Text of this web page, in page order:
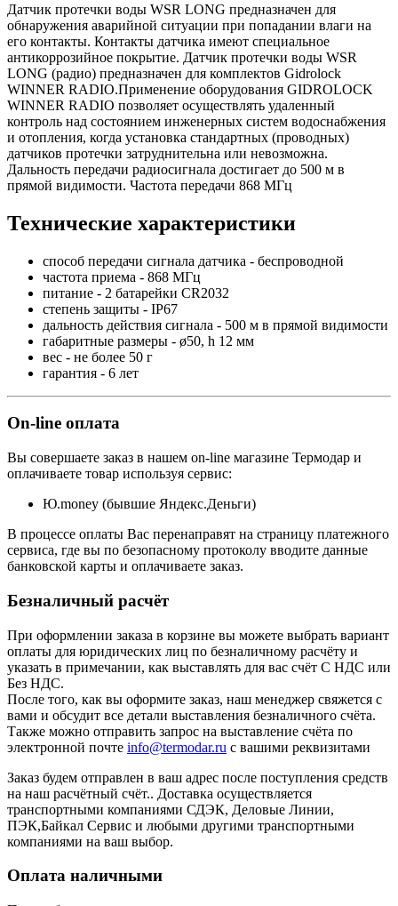
Датчик протечки воды WSR LONG предназначен для
обнаружения аварийной ситуации при попадании влаги на
его контакты. Контакты датчика имеют специальное
антикоррозийное покрытие. Датчик протечки воды WSR
LONG (радио) предназначен для комплектов Gidrolock
WINNER RADIO.Применение оборудования GIDROLOCK
WINNER RADIO позволяет осуществлять удаленный
контроль над состоянием инженерных систем водоснабжения
и отопления, когда установка стандартных (проводных)
датчиков протечки затруднительна или невозможна.
Дальность передачи радиосигнала достигает до 500 м в
прямой видимости. Частота передачи 868 MГц
Технические характеристики
способ передачи сигнала датчика - беспроводной
частота приема - 868 МГц
питание - 2 батарейки CR2032
степень защиты - IP67
дальность действия сигнала - 500 м в прямой видимости
габаритные размеры - ø50, h 12 мм
вес - не более 50 г
гарантия - 6 лет
On-line оплата
Вы совершаете заказ в нашем on-line магазине Термодар и
оплачиваете товар используя сервис:
Ю.money (бывшие Яндекс.Деньги)
В процессе оплаты Вас перенаправят на страницу платежного
сервиса, где вы по безопасному протоколу вводите данные
банковской карты и оплачиваете заказ.
Безналичный расчёт
При оформлении заказа в корзине вы можете выбрать вариант
оплаты для юридических лиц по безналичному расчёту и
указать в примечании, как выставлять для вас счёт С НДС или
Без НДС.
После того, как вы оформите заказ, наш менеджер свяжется с
вами и обсудит все детали выставления безналичного счёта.
Также можно отправить запрос на выставление счёта по
электронной почте info@termodar.ru с вашими реквизитами
Заказ будем отправлен в ваш адрес после поступления средств
на наш расчётный счёт.. Доставка осуществляется
транспортными компаниями СДЭК, Деловые Линии,
ПЭК,Байкал Сервис и любыми другими транспортными
компаниями на ваш выбор.
Оплата наличными